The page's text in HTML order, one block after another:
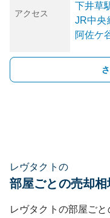
アクセス
下井草
JR中央
阿佐ケ
レヴタクトの
部屋ごとの売却相
レヴタクト の部屋ごと